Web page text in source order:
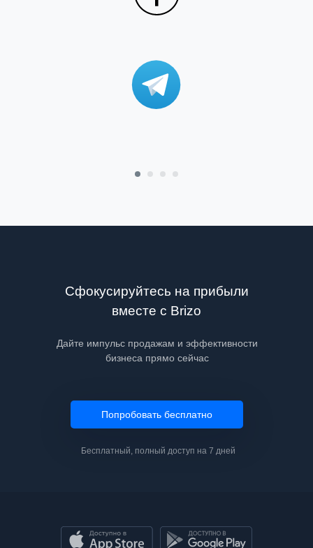
Сфокусируйтесь на прибыли
вместе с Brizo
Дайте импульс продажам и эффективности
бизнеса прямо сейчас
Попробовать бесплатно
Бесплатный, полный доступ на 7 дней